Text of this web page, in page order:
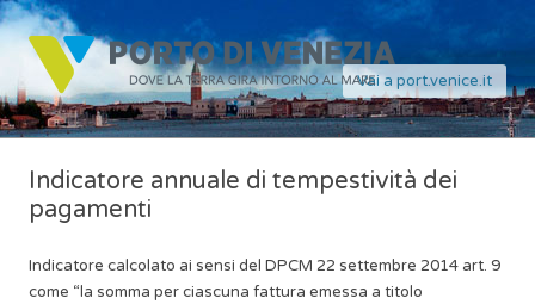
Vai a port.venice.it
Indicatore annuale di tempestività dei
pagamenti
Indicatore calcolato ai sensi del DPCM 22 settembre 2014 art. 9
come “la somma per ciascuna fattura emessa a titolo